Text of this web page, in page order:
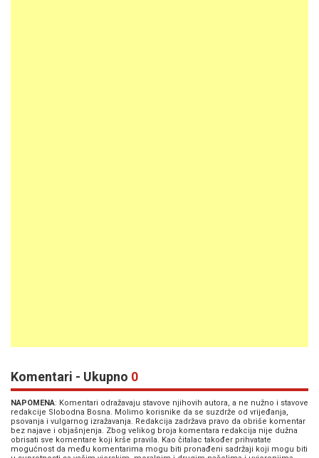
Komentari - Ukupno 0
NAPOMENA: Komentari odražavaju stavove njihovih autora, a ne nužno i stavove
redakcije Slobodna Bosna. Molimo korisnike da se suzdrže od vrijeđanja,
psovanja i vulgarnog izražavanja. Redakcija zadržava pravo da obriše komentar
bez najave i objašnjenja. Zbog velikog broja komentara redakcija nije dužna
obrisati sve komentare koji krše pravila. Kao čitalac također prihvatate
mogućnost da među komentarima mogu biti pronađeni sadržaji koji mogu biti